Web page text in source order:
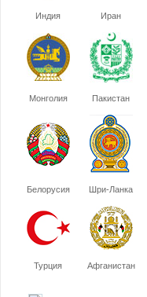
Индия Иран
Монголия Пакистан
Белорусия Шри-Ланка
Турция Афганистан